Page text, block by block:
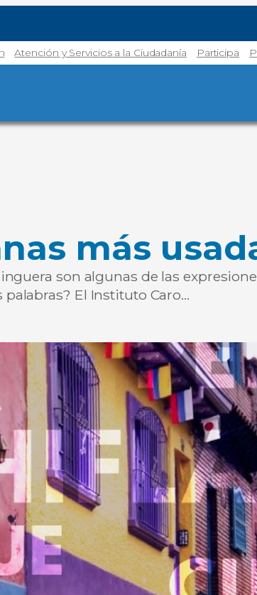
Atención y Servicios a la Ciudadanía Participa
más
son algunas de las
El Instituto Caro…